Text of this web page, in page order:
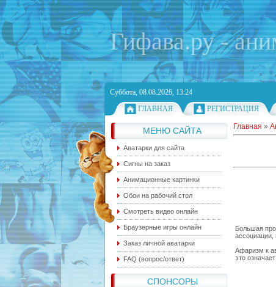
Гифава.ру -
Суббота, 08.08.2026, 13:24
ГЛАВНАЯ
РЕГИСТРАЦИЯ
МЕНЮ САЙТА
Аватарки для сайта
Сигны на заказ
Анимационные картинки
Обои на рабочий стол
Смотреть видео онлайн
Браузерные игры онлайн
Заказ личной аватарки
FAQ (вопрос/ответ)
СПОНСОРЫ
Главная »
Большая
ассоциации,
Афаризм к
это